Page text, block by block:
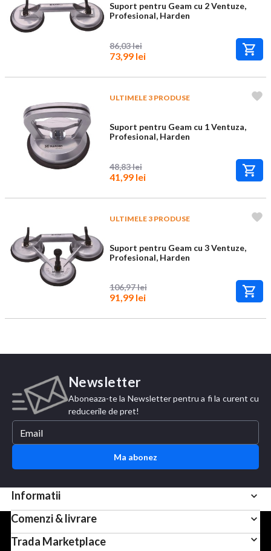
Suport pentru Geam cu 2 Ventuze,
Profesional, Harden
86,03 lei
73,99 lei
ULTIMELE 3 PRODUSE
Suport pentru Geam cu 1 Ventuza,
Profesional, Harden
48,83 lei
41,99 lei
ULTIMELE 3 PRODUSE
Suport pentru Geam cu 3 Ventuze,
Profesional, Harden
106,97 lei
91,99 lei
Newsletter
Aboneaza-te la Newsletter pentru a fi la curent cu
reducerile de pret!
Ma abonez
Informatii
Comenzi & livrare
Trada Marketplace
Pentru scopuri precum afisarea de continut personalizat,